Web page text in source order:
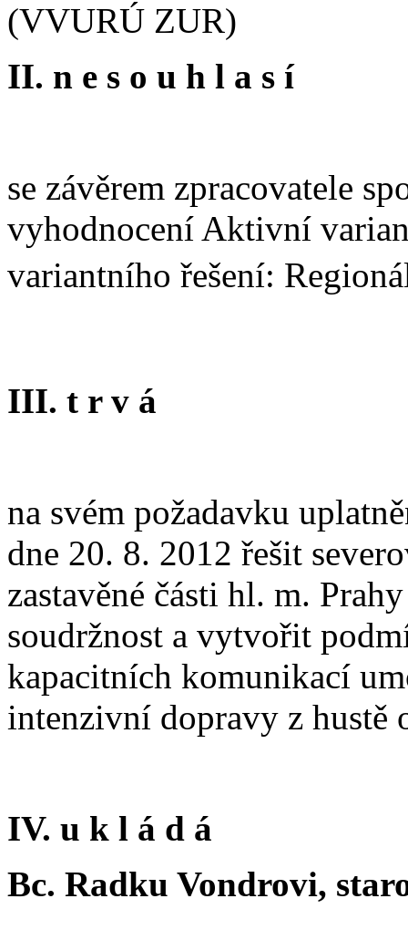
(VVURÚ ZUR)
II. n e s o u h l a s í
se závěrem zpracovatele
vyhodnocení Aktivní
variantního řešení:
III. t r v á
na svém požadavku
dne 20. 8. 2012 řešit
zastavěné části hl. m.
soudržnost a vytvořit
kapacitních komunikací
intenzivní dopravy z hustě
IV. u k l á d á
Bc. Radku Vondrovi,